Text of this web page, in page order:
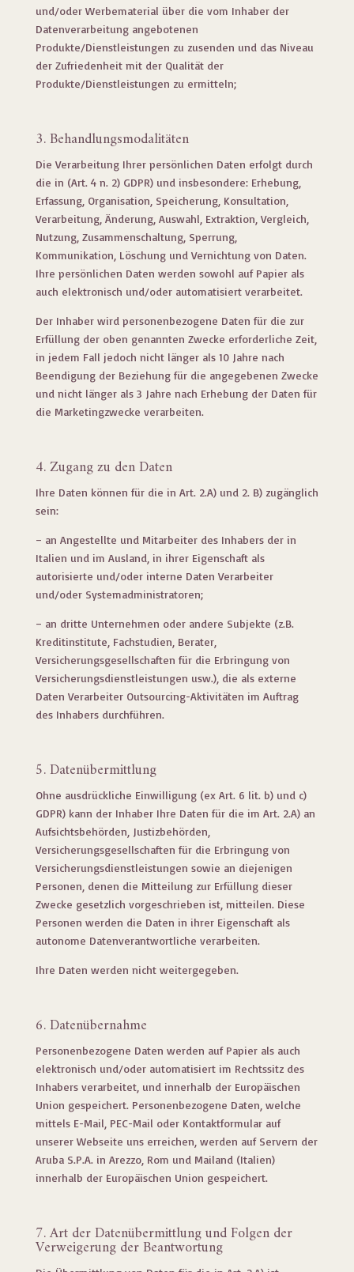
und/oder Werbematerial über die vom Inhaber der
Datenverarbeitung angebotenen
Produkte/Dienstleistungen zu zusenden und das Niveau
der Zufriedenheit mit der Qualität der
Produkte/Dienstleistungen zu ermitteln;
3. Behandlungsmodalitäten
Die Verarbeitung Ihrer persönlichen Daten erfolgt durch
die in (Art. 4 n. 2) GDPR) und insbesondere: Erhebung,
Erfassung, Organisation, Speicherung, Konsultation,
Verarbeitung, Änderung, Auswahl, Extraktion, Vergleich,
Nutzung, Zusammenschaltung, Sperrung,
Kommunikation, Löschung und Vernichtung von Daten.
Ihre persönlichen Daten werden sowohl auf Papier als
auch elektronisch und/oder automatisiert verarbeitet.
Der Inhaber wird personenbezogene Daten für die zur
Erfüllung der oben genannten Zwecke erforderliche Zeit,
in jedem Fall jedoch nicht länger als 10 Jahre nach
Beendigung der Beziehung für die angegebenen Zwecke
und nicht länger als 3 Jahre nach Erhebung der Daten für
die Marketingzwecke verarbeiten.
4. Zugang zu den Daten
Ihre Daten können für die in Art. 2.A) und 2. B) zugänglich
sein:
– an Angestellte und Mitarbeiter des Inhabers der in
Italien und im Ausland, in ihrer Eigenschaft als
autorisierte und/oder interne Daten Verarbeiter
und/oder Systemadministratoren;
– an dritte Unternehmen oder andere Subjekte (z.B.
Kreditinstitute, Fachstudien, Berater,
Versicherungsgesellschaften für die Erbringung von
Versicherungsdienstleistungen usw.), die als externe
Daten Verarbeiter Outsourcing-Aktivitäten im Auftrag
des Inhabers durchführen.
5. Datenübermittlung
Ohne ausdrückliche Einwilligung (ex Art. 6 lit. b) und c)
GDPR) kann der Inhaber Ihre Daten für die im Art. 2.A) an
Aufsichtsbehörden, Justizbehörden,
Versicherungsgesellschaften für die Erbringung von
Versicherungsdienstleistungen sowie an diejenigen
Personen, denen die Mitteilung zur Erfüllung dieser
Zwecke gesetzlich vorgeschrieben ist, mitteilen. Diese
Personen werden die Daten in ihrer Eigenschaft als
autonome Datenverantwortliche verarbeiten.
Ihre Daten werden nicht weitergegeben.
6. Datenübernahme
Personenbezogene Daten werden auf Papier als auch
elektronisch und/oder automatisiert im Rechtssitz des
Inhabers verarbeitet, und innerhalb der Europäischen
Union gespeichert. Personenbezogene Daten, welche
mittels E-Mail, PEC-Mail oder Kontaktformular auf
unserer Webseite uns erreichen, werden auf Servern der
Aruba S.P.A. in Arezzo, Rom und Mailand (Italien)
innerhalb der Europäischen Union gespeichert.
7. Art der Datenübermittlung und Folgen der
Verweigerung der Beantwortung